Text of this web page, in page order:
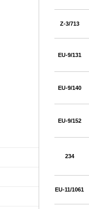
Z-3/713
EU-9/131
EU-9/140
EU-9/152
234
EU-11/1061